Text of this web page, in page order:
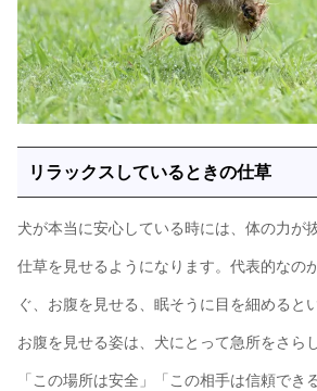
リラックスしているときの仕草
犬が本当に安心している時には、体の力が
仕草を見せるようになります。代表的なの
ぐ、お腹を見せる、眠そうに目を細めると
お腹を見せる姿は、犬にとって急所をさら
「この場所は安全」「この相手は信頼でき